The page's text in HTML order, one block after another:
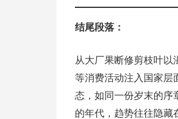
结尾段落：
从大厂果断修剪枝叶以
等消费活动注入国家层
态，如同一份岁末的序
的年代，趋势往往隐藏